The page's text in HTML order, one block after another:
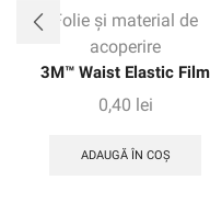
Folie și material de
acoperire
3M™ Waist Elastic Film
0,40 lei
ADAUGĂ ÎN COȘ